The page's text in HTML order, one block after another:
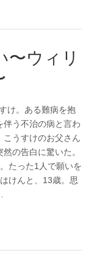
〜ウィリ
け。ある難病を抱
伴う不治の病と言わ
うすけのお父さん
の告白に驚いた。
たった1人で願いを
けんと、13歳。思